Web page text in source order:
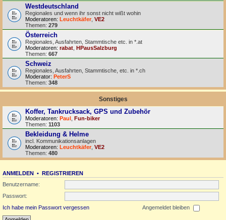
Westdeutschland
Regionales und wenn ihr sonst nicht wißt wohin
Moderatoren: Leuchtkäfer VE2
Themen: 279
Österreich
Regionales, Ausfahrten, Stammtische etc. in *.at
Moderatoren: rabat HPausSalzburg
Themen: 667
Schweiz
Regionales, Ausfahrten, Stammtische, etc. in *.ch
Moderator: PeterS
Themen: 348
Sonstiges
Koffer, Tankrucksack, GPS und Zubehör
Moderatoren: Paul Fun-biker
Themen: 1103
Bekleidung & Helme
incl. Kommunikationsanlagen
Moderatoren: Leuchtkäfer VE2
Themen: 480
ANMELDEN • REGISTRIEREN
Benutzername:
Passwort:
Ich habe mein Passwort vergessen
Angemeldet bleiben